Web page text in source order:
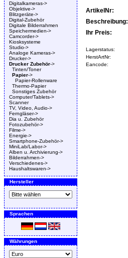
Digitalkameras->
Objektive->
Blitzgeräte->
Digital-Zubehör
Digitale Bilderrahmen
Speichermedien->
Camcorder->
Kiosksysteme
Studio->
Analoge Kameras->
Drucker->
Drucker Zubehör->
Tinten/Toner
Papier->
Papier-Rollenware
Thermo-Papier
Sonstiges Zubehör
Computer/Tablets->
Scanner
TV, Video, Audio->
Ferngläser->
Dia u. Zubehör
Fotozubehör->
Filme->
Energie->
Smartphone-Zubehör->
MiniLab/Labor->
Alben u. Archivierung->
Bilderrahmen->
Verschiedenes->
Haushaltswaren->
Hersteller
Sprachen
Währungen
ArtikelNr:
Beschreibung:
Ihr Preis:
Lagerstatus:
HerstArtNr:
Eancode: